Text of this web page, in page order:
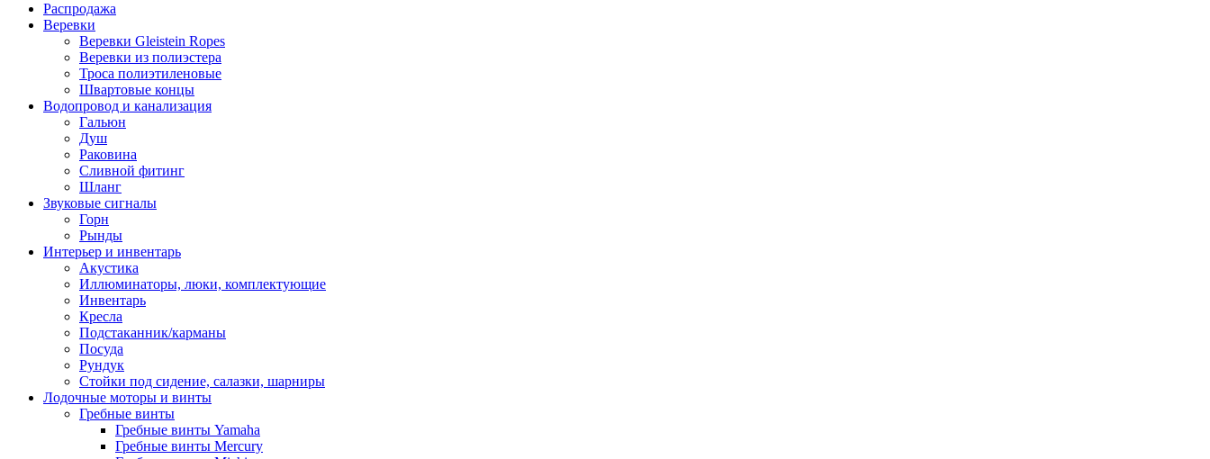
Распродажа
Веревки
Веревки Gleistein Ropes
Веревки из полиэстера
Троса полиэтиленовые
Швартовые концы
Водопровод и канализация
Гальюн
Душ
Раковина
Сливной фитинг
Шланг
Звуковые сигналы
Горн
Рынды
Интерьер и инвентарь
Акустика
Иллюминаторы, люки, комплектующие
Инвентарь
Кресла
Подстаканник/карманы
Посуда
Рундук
Стойки под сидение, салазки, шарниры
Лодочные моторы и винты
Гребные винты
Гребные винты Yamaha
Гребные винты Mercury